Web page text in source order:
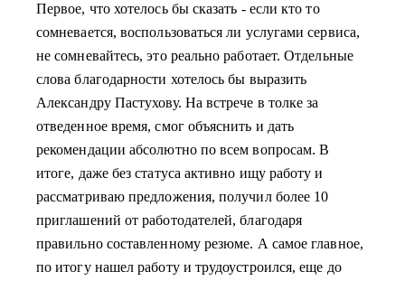
Первое, что хотелось бы сказать - если кто то
сомневается, воспользоваться ли услугами сервиса,
не сомневайтесь, это реально работает. Отдельные
слова благодарности хотелось бы выразить
Александру Пастухову. На встрече в толке за
отведенное время, смог объяснить и дать
рекомендации абсолютно по всем вопросам. В
итоге, даже без статуса активно ищу работу и
рассматриваю предложения, получил более 10
приглашений от работодателей, благодаря
правильно составленному резюме. А самое главное,
по итогу нашел работу и трудоустроился, еще до